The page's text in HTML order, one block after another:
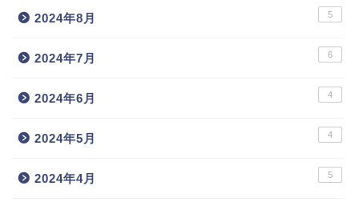
2024年8月 5
2024年7月 6
2024年6月 4
2024年5月 4
2024年4月 5